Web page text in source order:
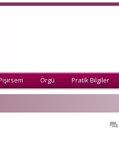
Örgü Pratik Bilgiler